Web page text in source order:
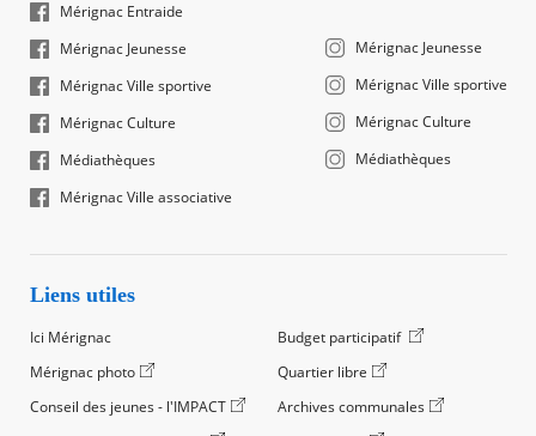
Mérignac Entraide
Mérignac Jeunesse
Mérignac Ville sportive
Mérignac Culture
Médiathèques
Mérignac Ville associative
Mérignac Jeunesse
Mérignac Ville sportive
Mérignac Culture
Médiathèques
Liens utiles
Ici Mérignac
Budget participatif
Mérignac photo
Quartier libre
Conseil des jeunes - l'IMPACT
Archives communales